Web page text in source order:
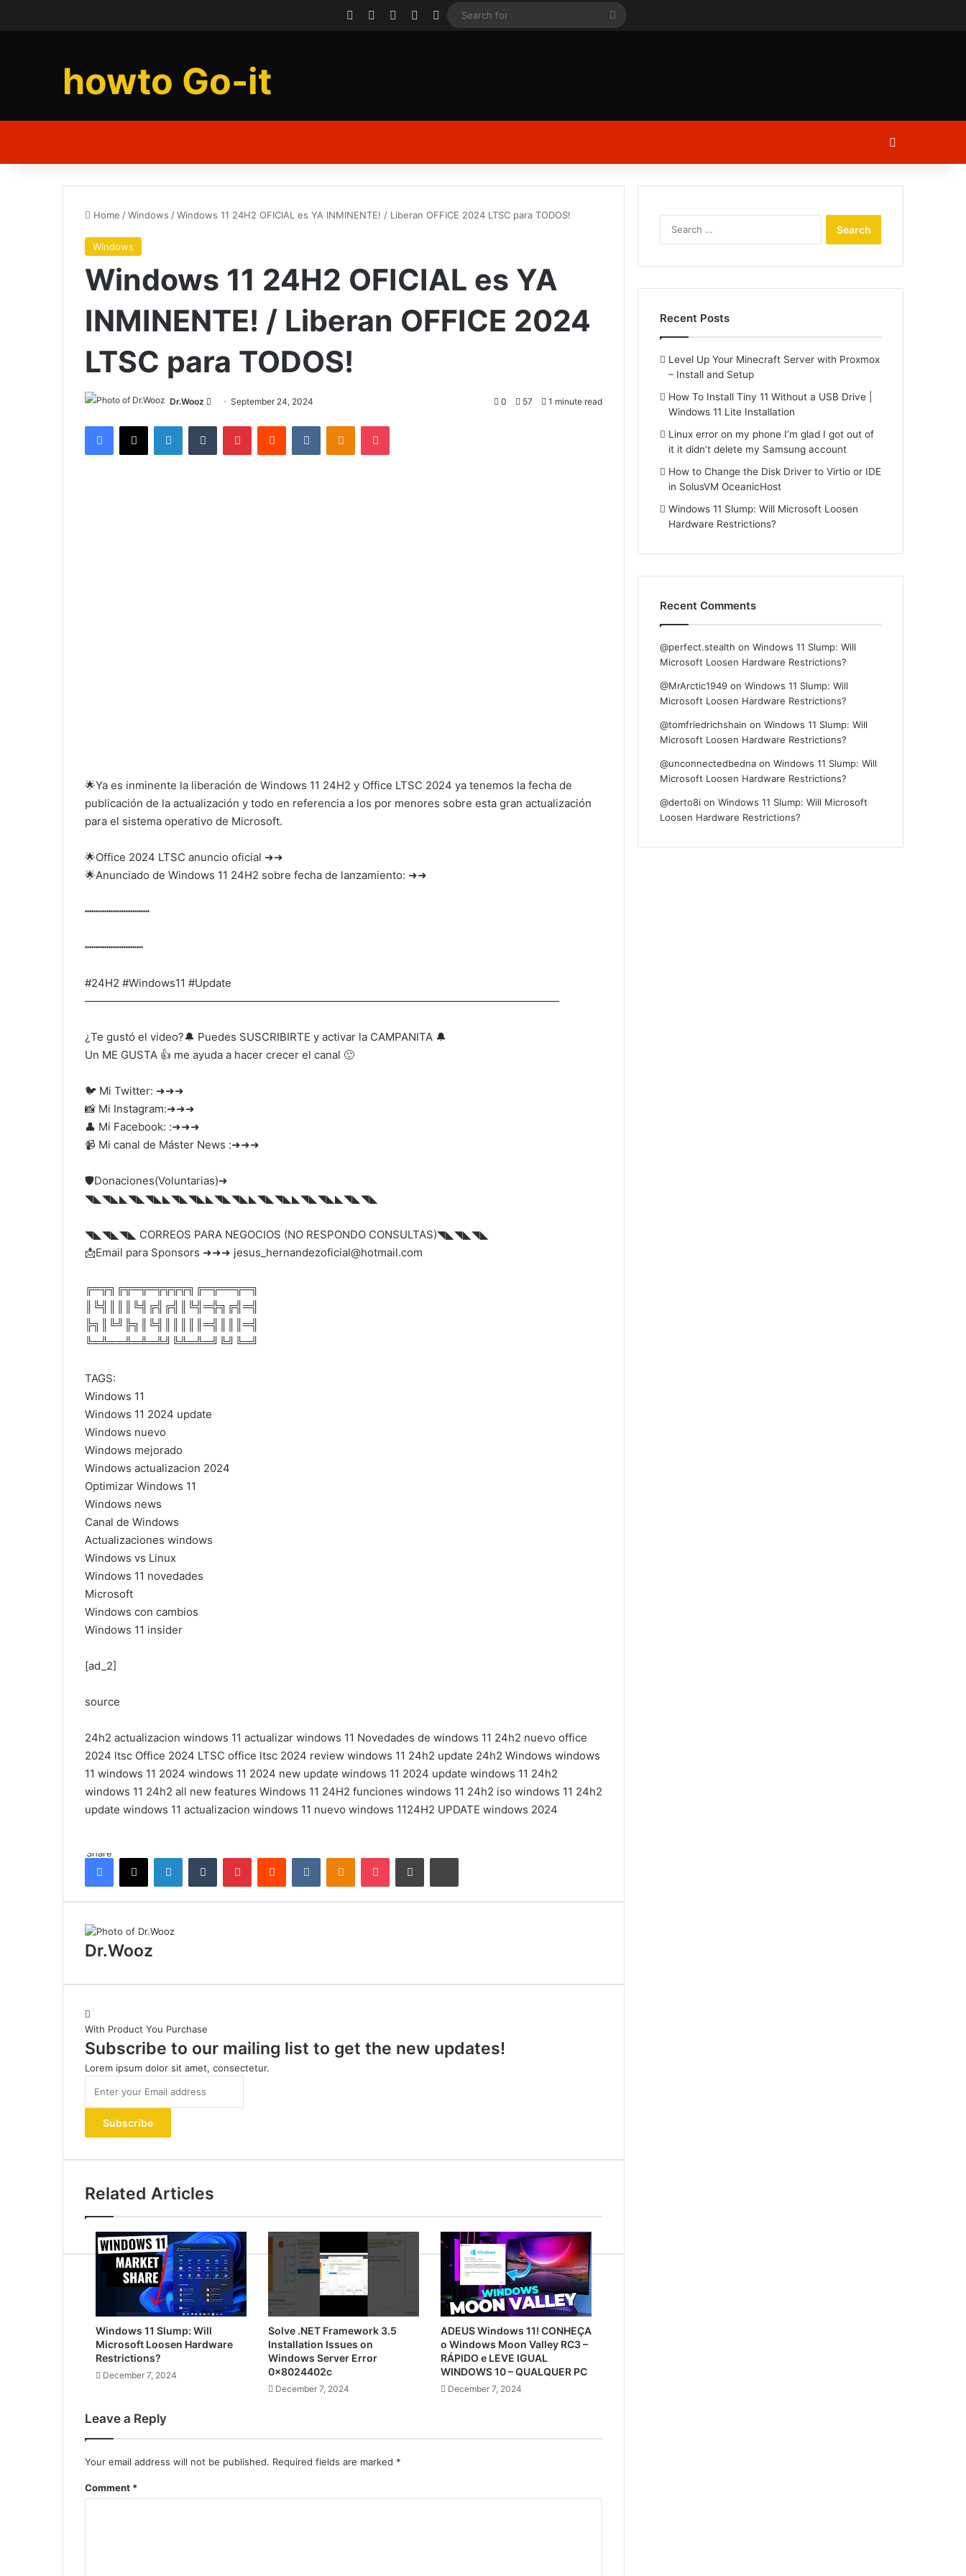
Facebook YouTubeInstagram
Log In
Search
howto Go-it
Home /Windows /Windows 11 24H2 OFICIAL es YA INMINENTE! / Liberan OFFICE 2024 LTSC para TODOS!
Windows
Windows 11 24H2 OFICIAL es YA
INMINENTE! / Liberan OFFICE 2024
LTSC para TODOS!
Dr.Wooz
SendSeptember 24, 2024 0 57 1 minute read
Facebook
X LinkedInTumblr PinterestReddit VKontakteOdnoklassniki
Pocket
🌟Ya es inminente la liberación de Windows 11 24H2 y Office LTSC 2024 ya tenemos la fecha de
publicación de la actualización y todo en referencia a los por menores sobre esta gran actualización
para el sistema operativo de Microsoft.
🌟Office 2024 LTSC anuncio oficial ➜➜
🌟Anunciado de Windows 11 24H2 sobre fecha de lanzamiento: ➜➜
┅┅┅┅┅┅┅┅┅┅
┅┅┅┅┅┅┅┅┅
#24H2 #Windows11 #Update
————————————————————————————————————————————
¿Te gustó el video?🔔 Puedes SUSCRIBIRTE y activar la CAMPANITA 🔔
Un ME GUSTA 👍 me ayuda a hacer crecer el canal 🙂
🐦 Mi Twitter: ➜➜➜
📸 Mi Instagram:➜➜➜
👤 Mi Facebook: :➜➜➜
📹 Mi canal de Máster News :➜➜➜
🛡️Donaciones(Voluntarias)➜
◥◣◥◣◣◥◣◥◣◣◥◣◥◣◣◥◣◥◣◣◥◣◥◣◣◥◣◥◣◣◥◣◥◣
◥◣◥◣◥◣ CORREOS PARA NEGOCIOS (NO RESPONDO CONSULTAS)◥◣◥◣◥◣
📩Email para Sponsors ➜➜➜ jesus_hernandezoficial@hotmail.com
╔═╦╗╔╦═╦═╦╦╦╦╗╔═╦══╦═╗
║╚╣║║║╚╣╔╣╔╣║╚╣═╬╗╔╣═╣
╠╗║╚╝╠╗║╚╣║║║║║═╣║║║═╣
╚═╩══╩═╩═╩╝╚╩═╩═╝╚╝╚═╝
TAGS:
Windows 11
Windows 11 2024 update
Windows nuevo
Windows mejorado
Windows actualizacion 2024
Optimizar Windows 11
Windows news
Canal de Windows
Actualizaciones windows
Windows vs Linux
Windows 11 novedades
Microsoft
Windows con cambios
Windows 11 insider
[ad_2]
source
24h2 actualizacion windows 11 actualizar windows 11 Novedades de windows 11 24h2 nuevo office
2024 ltsc Office 2024 LTSC office ltsc 2024 review windows 11 24h2 update 24h2 Windows windows
11 windows 11 2024 windows 11 2024 new update windows 11 2024 update windows 11 24h2
windows 11 24h2 all new features Windows 11 24H2 funciones windows 11 24h2 iso windows 11 24h2
update windows 11 actualizacion windows 11 nuevo windows 1124H2 UPDATE windows 2024
ShareFacebook
X LinkedInTumblr PinterestReddit VKontakteOdnoklassniki
Pocket Share via Email Print
Dr.Wooz
With Product You Purchase
Subscribe to our mailing list to get the new updates!
Lorem ipsum dolor sit amet, consectetur.
your
Email
address
Related Articles
Windows 11 Slump: Will
Microsoft Loosen Hardware
Restrictions?
December 7, 2024
Solve .NET Framework 3.5
Installation Issues on
Windows Server Error
0x8024402c
December 7, 2024
ADEUS Windows 11! CONHEÇA
o Windows Moon Valley RC3 –
RÁPIDO e LEVE IGUAL
WINDOWS 10 – QUALQUER PC
December 7, 2024
Leave a Reply
Your email address will not be published. Required fields are marked *
Comment *
Recent Posts
Level Up Your Minecraft Server with Proxmox
– Install and Setup
How To Install Tiny 11 Without a USB Drive |
Windows 11 Lite Installation
Linux error on my phone I’m glad I got out of
it it didn’t delete my Samsung account
How to Change the Disk Driver to Virtio or IDE
in SolusVM OceanicHost
Windows 11 Slump: Will Microsoft Loosen
Hardware Restrictions?
Recent Comments
@perfect.stealth onWindows 11 Slump: Will
Microsoft Loosen Hardware Restrictions?
@MrArctic1949 onWindows 11 Slump: Will
Microsoft Loosen Hardware Restrictions?
@tomfriedrichshain onWindows 11 Slump: Will
Microsoft Loosen Hardware Restrictions?
@unconnectedbedna onWindows 11 Slump: Will
Microsoft Loosen Hardware Restrictions?
@derto8i onWindows 11 Slump: Will Microsoft
Loosen Hardware Restrictions?